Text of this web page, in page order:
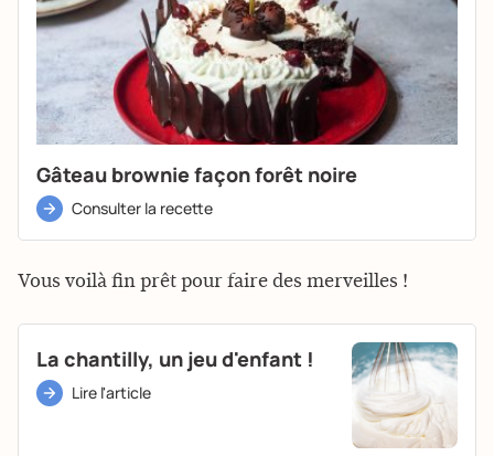
Gâteau brownie façon forêt noire
Consulter la recette
Vous voilà fin prêt pour faire des merveilles !
La chantilly, un jeu d'enfant !
Lire l'article